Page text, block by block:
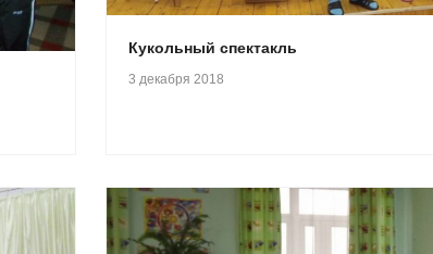
Кукольный спектакль
3 декабря 2018